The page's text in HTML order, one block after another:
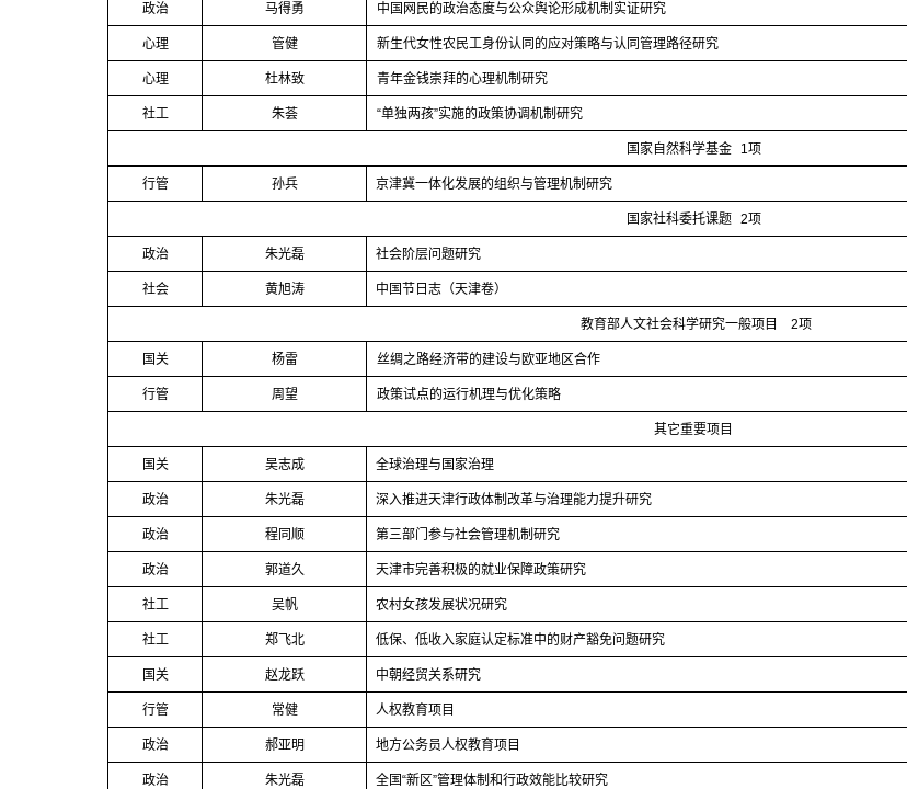
政治 马得勇 中国网民的政治态度与公众舆论形成机制实证研究
心理 管健 新生代女性农民工身份认同的应对策略与认同管理路径研究
心理 杜林致 青年金钱崇拜的心理机制研究
社工 朱荟 “单独两孩”实施的政策协调机制研究
国家自然科学基金 1项
行管 孙兵 京津冀一体化发展的组织与管理机制研究
国家社科委托课题 2项
政治 朱光磊 社会阶层问题研究
社会 黄旭涛 中国节日志（天津卷）
教育部人文社会科学研究一般项目 2项
国关 杨雷 丝绸之路经济带的建设与欧亚地区合作
行管 周望 政策试点的运行机理与优化策略
其它重要项目
国关 吴志成 全球治理与国家治理
政治 朱光磊 深入推进天津行政体制改革与治理能力提升研究
政治 程同顺 第三部门参与社会管理机制研究
政治 郭道久 天津市完善积极的就业保障政策研究
社工 吴帆 农村女孩发展状况研究
社工 郑飞北 低保、低收入家庭认定标准中的财产豁免问题研究
国关 赵龙跃 中朝经贸关系研究
行管 常健 人权教育项目
政治 郝亚明 地方公务员人权教育项目
政治 朱光磊 全国“新区”管理体制和行政效能比较研究